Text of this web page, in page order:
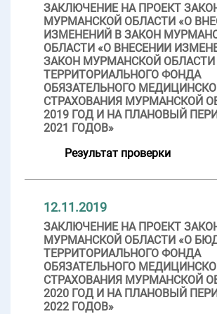
ЗАКЛЮЧЕНИЕ НА ПРОЕКТ
МУРМАНСКОЙ ОБЛАСТИ «О
ИЗМЕНЕНИЙ В ЗАКОН
ОБЛАСТИ «О ВНЕСЕНИИ
ЗАКОН МУРМАНСКОЙ
ТЕРРИТОРИАЛЬНОГО ФОНДА
ОБЯЗАТЕЛЬНОГО
СТРАХОВАНИЯ МУРМАНСКОЙ
2019 ГОД И НА ПЛАНОВЫЙ
2021 ГОДОВ»
Результат проверки
12.11.2019
ЗАКЛЮЧЕНИЕ НА ПРОЕКТ
МУРМАНСКОЙ ОБЛАСТИ «О
ТЕРРИТОРИАЛЬНОГО ФОНДА
ОБЯЗАТЕЛЬНОГО
СТРАХОВАНИЯ МУРМАНСКОЙ
2020 ГОД И НА ПЛАНОВЫЙ
2022 ГОДОВ»